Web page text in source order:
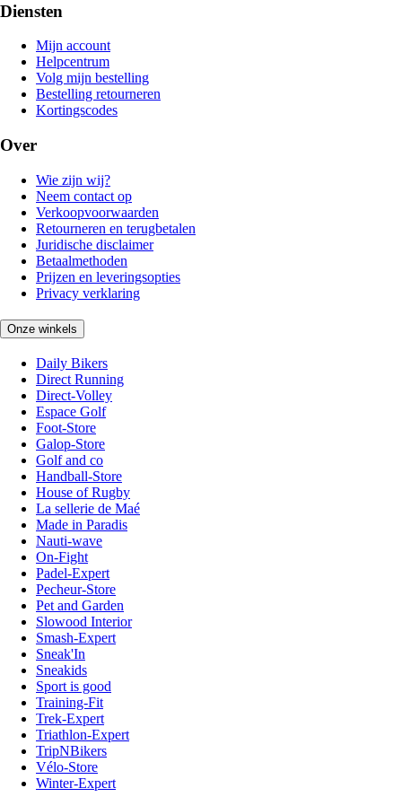
Diensten
Mijn account
Helpcentrum
Volg mijn bestelling
Bestelling retourneren
Kortingscodes
Over
Wie zijn wij?
Neem contact op
Verkoopvoorwaarden
Retourneren en terugbetalen
Juridische disclaimer
Betaalmethoden
Prijzen en leveringsopties
Privacy verklaring
Onze winkels
Daily Bikers
Direct Running
Direct-Volley
Espace Golf
Foot-Store
Galop-Store
Golf and co
Handball-Store
House of Rugby
La sellerie de Maé
Made in Paradis
Nauti-wave
On-Fight
Padel-Expert
Pecheur-Store
Pet and Garden
Slowood Interior
Smash-Expert
Sneak'In
Sneakids
Sport is good
Training-Fit
Trek-Expert
Triathlon-Expert
TripNBikers
Vélo-Store
Winter-Expert